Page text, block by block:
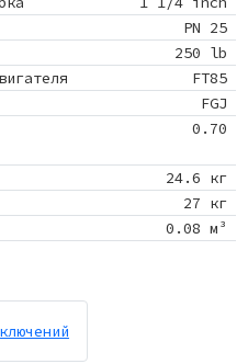
PN 25
250 lb
FT85
FGJ
0.70
24.6 кг
27 кг
0.08 м³